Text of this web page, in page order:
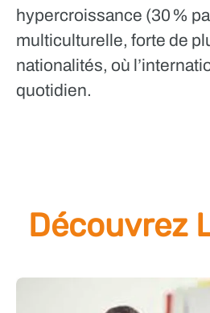
hypercroissance (30 %
multiculturelle, forte de
nationalités, où
quotidien.
Découvrez